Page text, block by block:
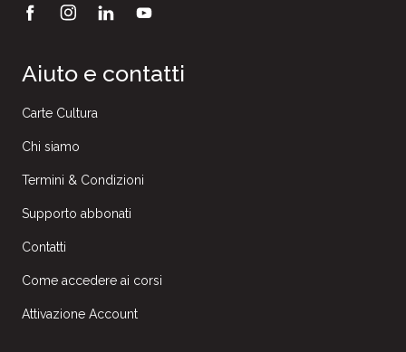
Aiuto e contatti
Carte Cultura
Chi siamo
Termini & Condizioni
Supporto abbonati
Contatti
Come accedere ai corsi
Attivazione Account